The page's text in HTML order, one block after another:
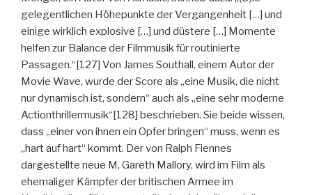
gelegentlichen Höhepunkte der Vergangenheit […] und
einige wirklich explosive […] und düstere […] Momente
helfen zur Balance der Filmmusik für routinierte
Passagen.“[127] Von James Southall, einem Autor der
Movie Wave, wurde der Score als „eine Musik, die nicht
nur dynamisch ist, sondern“ auch als „eine sehr moderne
Actionthrillermusik“[128] beschrieben. Sie beide wissen,
dass „einer von ihnen ein Opfer bringen“ muss, wenn es
„hart auf hart“ kommt. Der von Ralph Fiennes
dargestellte neue M, Gareth Mallory, wird im Film als
ehemaliger Kämpfer der britischen Armee im